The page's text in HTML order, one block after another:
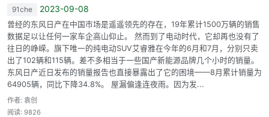
91che 2023-09-08
曾经的东风日产在中国市场是遥遥领先的存在，19年累计1500万辆的销售
数据足以让任何一家车企高山仰止。 然而到了电动时代，它却再也没有了
往日的峥嵘。旗下唯一的纯电动SUV艾睿雅在今年的6月和7月，分别只卖
出了102辆和115辆。差不多相当于一些国产新能源品牌几个小时的销量。
东风日产近日发布的销量报告也直接暴露出了它的困境——8月累计销量为
64905辆，同比下降34.8%。 屋漏偏逢连夜雨。因为发...
作者: 袁创
阅读: 9826